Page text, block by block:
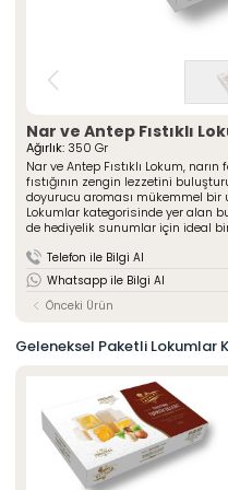
Kurumsal
» Hakkımızda
» Üretim Serüveni
» Mağazalarımız
MULTIMEDYA
» Online Katalog
» Foto Galeri
Bize Ulaşın
» İleitşim Bilgilerimiz
» Çikolata Kaplı Lokumlar
» Cezeryeler
» Special Lokumlar
» Sucuk Lokumlar
» Special Paketli Lokumlar
» Geleneksel Paketli Lokumlar
Special Paketli Lokumlar
ŞEKERLEME
Hakkımızda
Üretim Serüveni
Kalite Politikamız
Foto Galeri
Kariyer
Nar ve Antep Fıstıklı
Ağırlık: 350 Gr
Nar ve Antep Fıstıklı Lokum,
fıstığının zengin lezzetini
doyurucu aroması mükemmel bir
Lokumlar kategorisinde yer alan
de hediyelik sunumlar için ideal
Telefon ile Bilgi Al
Whatsapp ile Bilgi Al
Önceki Ürün
Geleneksel Paketli Lokumlar